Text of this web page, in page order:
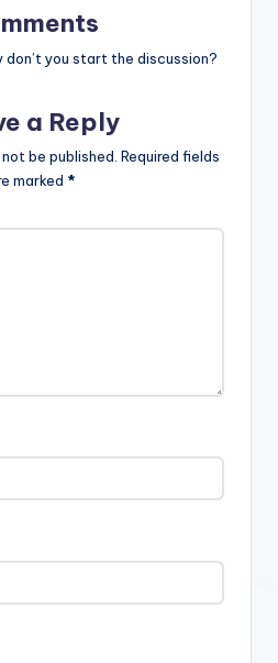
don’t you start the discussion?
a Reply
be published. Required fields
marked *